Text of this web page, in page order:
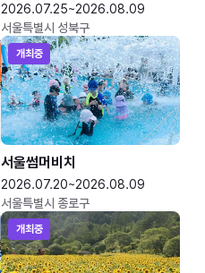
2026.07.25~2026.08.09
서울특별시 성북구
개최중
서울썸머비치
2026.07.20~2026.08.09
서울특별시 종로구
개최중